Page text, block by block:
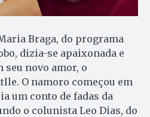
Braga, do programa
dizia-se apaixonada e
seu novo amor, o
O namoro começou em
um conto de fadas da
o colunista Leo Dias, do